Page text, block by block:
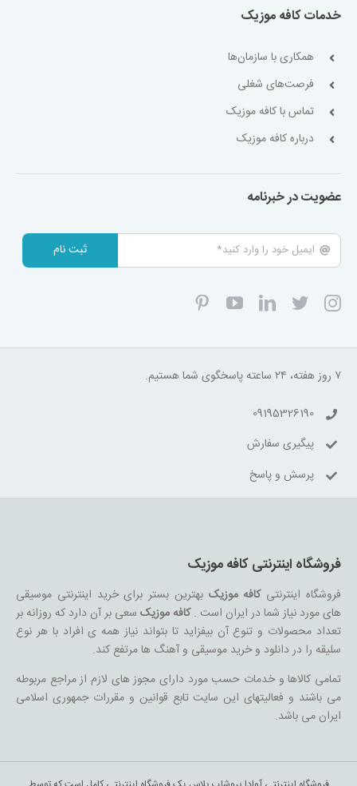
خدمات کافه موزیک
همکاری با سازمان‌ها
فرصت‌های شغلی
تماس با کافه موزیک
درباره کافه موزیک
عضویت در خبرنامه
ثبت نام
۷ روز هفته، ۲۴ ساعته پاسخگوی شما هستیم.
09195326190
پیگیری سفارش
پرسش و پاسخ
فروشگاه اینترنتی کافه موزیک
فروشگاه اینترنتیکافه موزیک بهترین بستر برای خرید اینترنتی موسیقی
های مورد نیاز شما در ایران است .کافه موزیک سعی بر آن دارد که روزانه بر
تعداد محصولات و تنوع آن بیفزاید تا بتواند نیاز همه ی افراد با هر نوع
سلیقه را در دانلود و خرید موسیقی و آهنگ ها مرتفع کند.
تمامی کالاها و خدمات حسب مورد دارای مجوز های لازم از مراجع مربوطه
می باشند و فعالیتهای این سایت تابع قوانین و مقررات جمهوری اسلامی
ایران می باشد.